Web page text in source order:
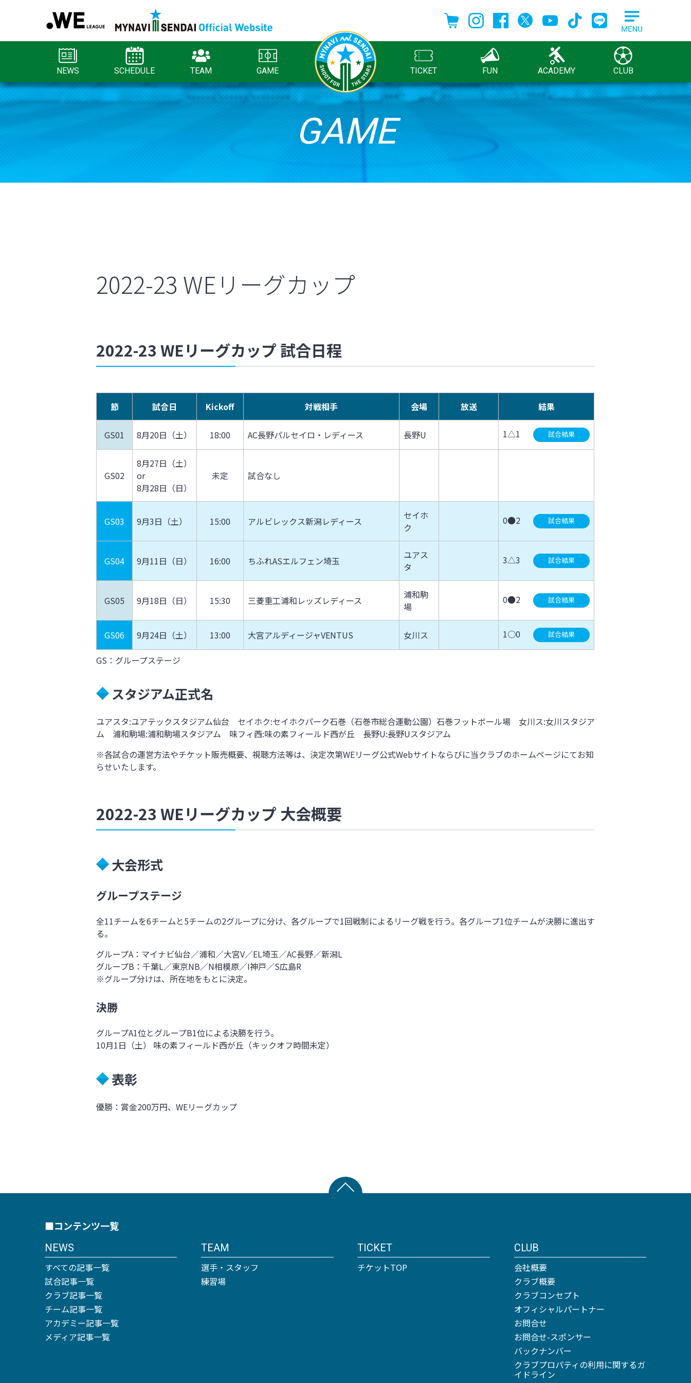
NEWS SCHEDULE TEAM GAME TICKET FUN ACADEMY CLUB
GAME
2022-23 WEリーグカップ
2022-23 WEリーグカップ 試合日程
節 試合日 Kickoff 対戦相手 会場 放送 結果
GS01 8月20日（土） 18:00 AC長野パルセイロ・レディース 長野U 1△1 試合結果
GS02
8月27日（土）
or
8月28日（日）
未定 試合なし
GS03 9月3日（土） 15:00 アルビレックス新潟レディース
セイホ
ク
0●2 試合結果
GS04 9月11日（日） 16:00 ちふれASエルフェン埼玉
ユアス
タ
3△3 試合結果
GS05 9月18日（日） 15:30 三菱重工浦和レッズレディース
浦和駒
場
0●2 試合結果
GS06 9月24日（土） 13:00 大宮アルディージャVENTUS 女川ス 1○0 試合結果
GS：グループステージ
スタジアム正式名
ユアスタ:ユアテックスタジアム仙台 セイホク:セイホクパーク石巻（石巻市総合運動公園）石巻フットボール場 女川ス:女川スタジア
ム 浦和駒場:浦和駒場スタジアム 味フィ西:味の素フィールド西が丘 長野U:長野Uスタジアム
※各試合の運営方法やチケット販売概要、視聴方法等は、決定次第WEリーグ公式Webサイトならびに当クラブのホームページにてお知
らせいたします。
2022-23 WEリーグカップ 大会概要
大会形式
グループステージ
全11チームを6チームと5チームの2グループに分け、各グループで1回戦制によるリーグ戦を行う。各グループ1位チームが決勝に進出す
る。
グループA：マイナビ仙台／浦和／大宮V／EL埼玉／AC長野／新潟L
グループB：千葉L／東京NB／N相模原／I神戸／S広島R
※グループ分けは、所在地をもとに決定。
決勝
グループA1位とグループB1位による決勝を行う。
10月1日（土） 味の素フィールド西が丘（キックオフ時間未定）
表彰
優勝：賞金200万円、WEリーグカップ
■コンテンツ一覧
NEWS
すべての記事一覧
試合記事一覧
クラブ記事一覧
チーム記事一覧
アカデミー記事一覧
メディア記事一覧
TEAM
選手・スタッフ
練習場
TICKET
チケットTOP
CLUB
会社概要
クラブ概要
クラブコンセプト
オフィシャルパートナー
お問合せ
お問合せ-スポンサー
バックナンバー
クラブプロパティの利用に関するガ
イドライン